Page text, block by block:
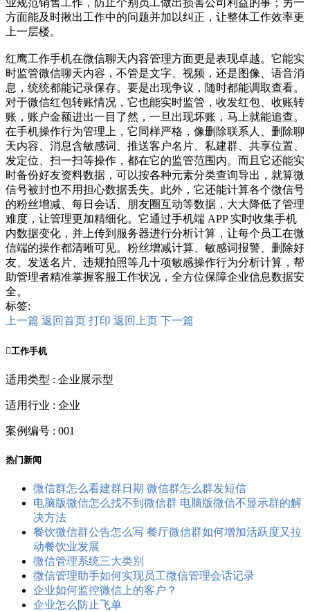
业规范销售工作，防止个别员工做出损害公司利益的事；另一
方面能及时揪出工作中的问题并加以纠正，让整体工作效率更
上一层楼。
红鹰工作手机在微信聊天内容管理方面更是表现卓越。它能实
时监管微信聊天内容，不管是文字、视频，还是图像、语音消
息，统统都能记录保存。要是出现争议，随时都能调取查看。
对于微信红包转账情况，它也能实时监管，收发红包、收账转
账，账户金额进出一目了然，一旦出现坏账，马上就能追查。
在手机操作行为管理上，它同样严格，像删除联系人、删除聊
天内容、消息含敏感词、推送客户名片、私建群、共享位置、
发定位、扫一扫等操作，都在它的监管范围内。而且它还能实
时备份好友资料数据，可以按各种元素分类查询导出，就算微
信号被封也不用担心数据丢失。此外，它还能计算各个微信号
的粉丝增减、每日会话、朋友圈互动等数据，大大降低了管理
难度，让管理更加精细化。它通过手机端 APP 实时收集手机
内数据变化，并上传到服务器进行分析计算，让每个员工在微
信端的操作都清晰可见。粉丝增减计算、敏感词报警、删除好
友、发送名片、违规拍照等几十项敏感操作行为分析计算，帮
助管理者精准掌握客服工作状况，全方位保障企业信息数据安
全。
标签:
上一篇 返回首页 打印 返回上页 下一篇
工作手机
适用类型 : 企业展示型
适用行业 : 企业
案例编号 : 001
热门新闻
微信群怎么看建群日期 微信群怎么群发短信
电脑版微信怎么找不到微信群 电脑版微信不显示群的解
决方法
餐饮微信群公告怎么写 餐厅微信群如何增加活跃度又拉
动餐饮业发展
微信管理系统三大类别
微信管理助手如何实现员工微信管理会话记录
企业如何监控微信上的客户？
企业怎么防止飞单